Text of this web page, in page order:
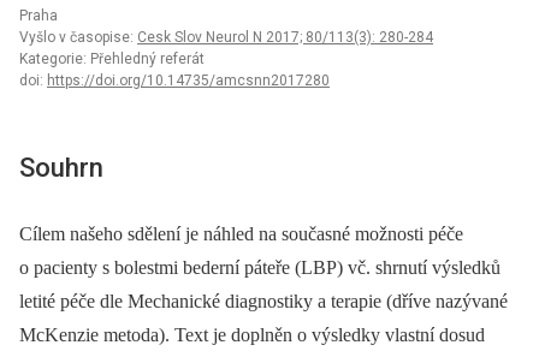
Praha
Vyšlo v časopise: Cesk Slov Neurol N 2017; 80/113(3): 280-284
Kategorie: Přehledný referát
doi: https://doi.org/10.14735/amcsnn2017280
Souhrn
Cílem našeho sdělení je náhled na současné možnosti péče
o pacienty s bolestmi bederní páteře (LBP) vč. shrnutí výsledků
letité péče dle Mechanické diagnostiky a terapie (dříve nazývané
McKenzie metoda). Text je doplněn o výsledky vlastní dosud